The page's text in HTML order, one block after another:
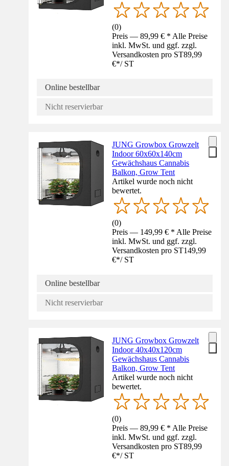
(0)
Preis — 89,99 € * Alle Preise
inkl. MwSt. und ggf. zzgl.
Versandkosten pro ST89,99
€*/ ST
Online bestellbar
Nicht reservierbar
JUNG Growbox Growzelt
Indoor 60x60x140cm
Gewächshaus Cannabis
Balkon, Grow Tent
Artikel wurde noch nicht
bewertet.
(0)
Preis — 149,99 € * Alle Preise
inkl. MwSt. und ggf. zzgl.
Versandkosten pro ST149,99
€*/ ST
Online bestellbar
Nicht reservierbar
JUNG Growbox Growzelt
Indoor 40x40x120cm
Gewächshaus Cannabis
Balkon, Grow Tent
Artikel wurde noch nicht
bewertet.
(0)
Preis — 89,99 € * Alle Preise
inkl. MwSt. und ggf. zzgl.
Versandkosten pro ST89,99
€*/ ST